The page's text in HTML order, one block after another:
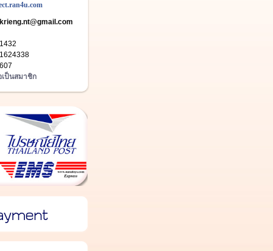
krieng.nt@gmail.com
1432
1624338
607
เป็นสมาชิก